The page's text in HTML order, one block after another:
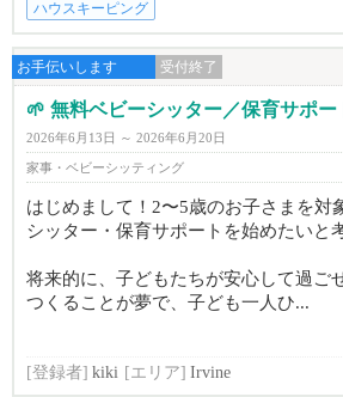
ハウスキーピング
お手伝いします 受付終了
🌱 無料ベビーシッター／保育サポー
2026年6月13日 ～ 2026年6月20日
家事・ベビーシッティング
はじめまして！2〜5歳のお子さまを対
シッター・保育サポートを始めたいと
将来的に、子どもたちが安心して過ご
つくることが夢で、子ども一人ひ...
[登録者] kiki [エリア] Irvine